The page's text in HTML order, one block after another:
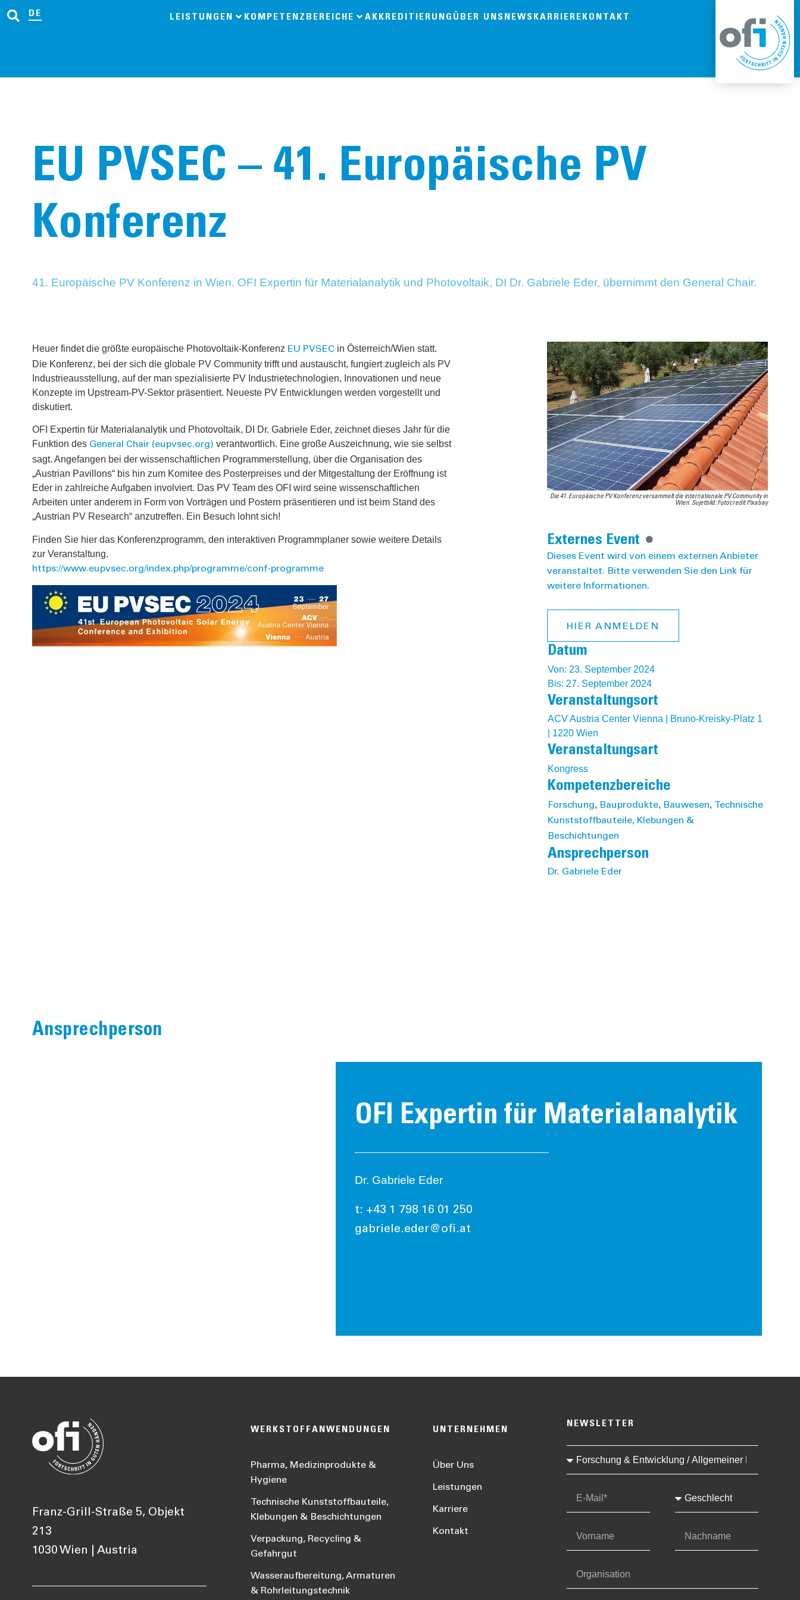
DE LEISTUNGEN KOMPETENZBEREICHE AKKREDITIERUNG ÜBER UNS NEWS KARRIERE KONTAKT
EU PVSEC – 41. Europäische PV
Konferenz
41. Europäische PV Konferenz in Wien. OFI Expertin für Materialanalytik und Photovoltaik, DI Dr. Gabriele Eder, übernimmt den General Chair.
Heuer findet die größte europäische Photovoltaik-Konferenz EU PVSEC in Österreich/Wien statt.
Die Konferenz, bei der sich die globale PV Community trifft und austauscht, fungiert zugleich als PV
Industrieausstellung, auf der man spezialisierte PV Industrietechnologien, Innovationen und neue
Konzepte im Upstream-PV-Sektor präsentiert. Neueste PV Entwicklungen werden vorgestellt und
diskutiert.
OFI Expertin für Materialanalytik und Photovoltaik, DI Dr. Gabriele Eder, zeichnet dieses Jahr für die
Funktion des General Chair (eupvsec.org) verantwortlich. Eine große Auszeichnung, wie sie selbst
sagt. Angefangen bei der wissenschaftlichen Programmerstellung, über die Organisation des
„Austrian Pavillons“ bis hin zum Komitee des Posterpreises und der Mitgestaltung der Eröffnung ist
Eder in zahlreiche Aufgaben involviert. Das PV Team des OFI wird seine wissenschaftlichen
Arbeiten unter anderem in Form von Vorträgen und Postern präsentieren und ist beim Stand des
„Austrian PV Research“ anzutreffen. Ein Besuch lohnt sich!
Finden Sie hier das Konferenzprogramm, den interaktiven Programmplaner sowie weitere Details
zur Veranstaltung.
https://www.eupvsec.org/index.php/programme/conf-programme
Die 41. Europäische PV Konferenz versammelt die internationale PV Community in
Wien. Sujetbild: Fotocredit Pixabay
Externes Event
Dieses Event wird von einem externen Anbieter
veranstaltet. Bitte verwenden Sie den Link für
weitere Informationen.
HIER ANMELDEN
Datum
Von: 23. September 2024
Bis: 27. September 2024
Veranstaltungsort
ACV Austria Center Vienna | Bruno-Kreisky-Platz 1
| 1220 Wien
Veranstaltungsart
Kongress
Kompetenzbereiche
Forschung, Bauprodukte, Bauwesen,
Technische
Kunststoffbauteile, Klebungen &
Beschichtungen
Ansprechperson
Dr. Gabriele Eder
Ansprechperson
OFI Expertin für Materialanalytik
Dr. Gabriele Eder
t: +43 1 798 16 01 250
gabriele.eder@ofi.at
Franz-Grill-Straße 5, Objekt
213
1030 Wien | Austria
WERKSTOFFANWENDUNGEN
Pharma, Medizinprodukte &
Hygiene
Technische Kunststoffbauteile,
Klebungen & Beschichtungen
Verpackung, Recycling &
Gefahrgut
Wasseraufbereitung, Armaturen
& Rohrleitungstechnik
UNTERNEHMEN
Über Uns
Leistungen
Karriere
Kontakt
NEWSLETTER